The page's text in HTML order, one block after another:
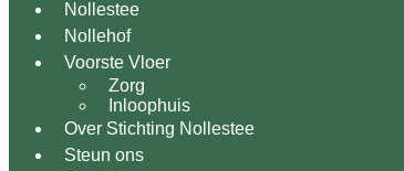
Nollestee
Nollehof
Voorste Vloer
Zorg
Inloophuis
Over Stichting Nollestee
Steun ons